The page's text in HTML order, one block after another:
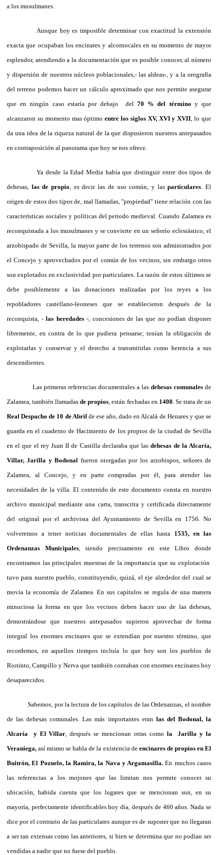
a los musulmanes.
Aunque hoy es imposible determinar con exactitud la extensión
exacta que ocupaban los encinares y alcornocales en su momento de mayor
esplendor, atendiendo a la documentación que es posible conocer, al número
y dispersión de nuestros núcleos poblacionales,- las aldeas-, y a la orografía
del terreno podemos hacer un cálculo aproximado que nos permite asegurar
que en ningún caso estaría por debajo del 70 % del término y que
alcanzaron su momento mas óptimoentre los siglos XV, XVI y XVII , lo que
da una idea de la riqueza natural de la que dispusieron nuestros antepasados
en contraposición al panorama que hoy se nos ofrece.
Ya desde la Edad Media había que distinguir entre dos tipos de
dehesas, las de propio , es decir las de uso común, y lasparticulares . El
origen de estos dos tipos de, mal llamadas, "propiedad" tiene relación con las
características sociales y políticas del periodo medieval. Cuando Zalamea es
reconquistada a los musulmanes y se convierte en un señorío eclesiástico, el
arzobispado de Sevilla, la mayor parte de los terrenos son administrados por
el Concejo y aprovechados por el común de los vecinos, sin embargo otros
son explotados en exclusividad por particulares. La razón de estos últimos se
debe posiblemente a las donaciones realizadas por los reyes a los
repobladores castellano-leoneses que se establecieron después de la
reconquista, -las heredades-, concesiones de las que no podían disponer
libremente, en contra de lo que pudiera pensarse; tenían la obligación de
explotarlas y conservar y el derecho a transmitirlas como herencia a sus
descendientes.
Las primeras referencias documentales a las dehesas comunalesde
Zalamea, también llamadas de propios , están fechadas en 1408 . Se trata de un
Real Despacho de 10 de Abril de ese año, dado en Alcalá de Henares y que se
guarda en el cuaderno de Hacimiento de los propios de la ciudad de Sevilla
en el que el rey Juan II de Castilla declaraba que lasdehesas de la Alcaría,
Villar, Jarilla y Bodonal fueron otorgadas por los arzobispos, señores de
Zalamea, al Concejo, y en parte compradas por él, para atender las
necesidades de la villa. El contenido de este documento consta en nuestro
archivo municipal mediante una carta, transcrita y certificada directamente
del original por el archivista del Ayuntamiento de Sevilla en 1756. No
volveremos a tener noticias documentales de ellas hasta 1535, en las
Ordenanzas Municipales, siendo precisamente en este Libro donde
encontramos las principales muestras de la importancia que su explotación
tuvo para nuestro pueblo, constituyendo, quizá, el eje alrededor del cual se
movía la economía de Zalamea. En sus capítulos se regula de una manera
minuciosa la forma en que los vecinos deben hacer uso de las dehesas,
demostrándose que nuestros antepasados supieron aprovechar de forma
integral los enormes encinares que se extendían por nuestro término, que
recordemos, en aquellos tiempos incluía lo que hoy son los pueblos de
Riotinto, Campillo y Nerva que también contaban con enormes encinares hoy
desaparecidos.
Sabemos, por la lectura de los capítulos de las Ordenanzas, el nombre
de las dehesas comunales. Las más importantes eran las del Bodonal, la
Alcaría y El Villar , después se mencionan otras como la Jarilla y la
Veraniega,así mismo se habla de la existencia deencinares de propios en El
Buitrón, El Pozuelo, la Ramira, la Nava y Argamasilla.En muchos casos
las referencias a los mojones que las limitan nos permite conocer su
ubicación, habida cuenta que los lugares que se mencionan son, en su
mayoría, perfectamente identificables hoy día, después de 460 años. Nada se
dice por el contrario de las particulares aunque es de suponer que no llegaran
a ser tan extensas como las anteriores, si bien se determina que no podían ser
vendidas a nadie que no fuese del pueblo.